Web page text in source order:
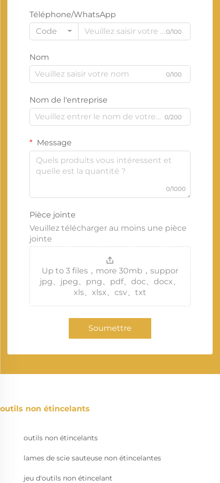
Téléphone/WhatsApp
Code
0/100
Nom
0/100
Nom de l'entreprise
0/200
Message
0/1000
Pièce jointe
Veuillez télécharger au moins une pièce
jointe
Up to 3 files，more 30mb，suppor
jpg、jpeg、png、pdf、doc、docx、
xls、xlsx、csv、txt
Soumettre
outils non étincelants
outils non étincelants
lames de scie sauteuse non étincelantes
jeu d'outils non étincelant